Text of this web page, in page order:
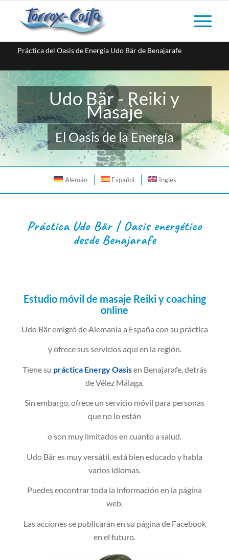
Práctica del Oasis de Energía Udo Bär de Benajarafe
Udo Bär - Reiki y
Masaje
El Oasis de la Energía
Alemán Español Inglés
Práctica Udo Bär | Oasis energético
desde Benajarafe
Estudio móvil de masaje Reiki y coaching
online
Udo Bär emigró de Alemania a España con su práctica
y ofrece sus servicios aquí en la región.
Tiene su práctica Energy Oasisen Benajarafe, detrás
de Vélez Málaga.
Sin embargo, ofrece un servicio móvil para personas
que no lo están
o son muy limitados en cuanto a salud.
Udo Bär es muy versátil, está bien educado y habla
varios idiomas.
Puedes encontrar toda la información en la página
web.
Las acciones se publicarán en su página de Facebook
en el futuro.